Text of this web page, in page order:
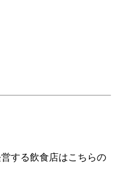
する飲食店はこちらの